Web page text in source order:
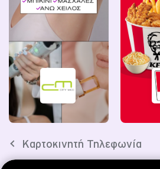
CU AROUND
ΠΛΗΡΟΦΟΡΙΕΣ
ΕΝΕΡΓΟΠΟΙΗΣΗ SIM
ΕΛΑ ΣΤΟ CU
Καρτοκινητή Τηλεφωνία